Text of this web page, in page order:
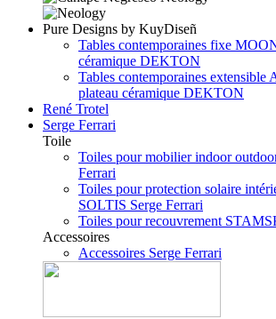
Pure Designs by KuyDiseñ
Tables contemporaines fixe
céramique DEKTON
Tables contemporaines extensible
plateau céramique DEKTON
René Trotel
Serge Ferrari
Toile
Toiles pour mobilier indoor
Ferrari
Toiles pour protection solaire
SOLTIS Serge Ferrari
Toiles pour recouvrement
Accessoires
Accessoires Serge Ferrari